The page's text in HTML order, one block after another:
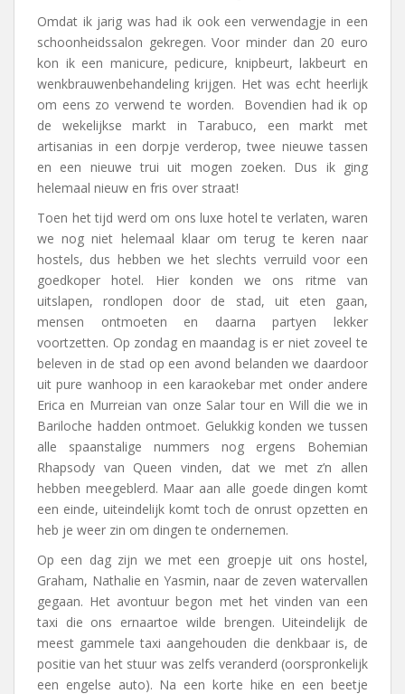
Omdat ik jarig was had ik ook een verwendagje in een
schoonheidssalon gekregen. Voor minder dan 20 euro
kon ik een manicure, pedicure, knipbeurt, lakbeurt en
wenkbrauwenbehandeling krijgen. Het was echt heerlijk
om eens zo verwend te worden. Bovendien had ik op
de wekelijkse markt in Tarabuco, een markt met
artisanias in een dorpje verderop, twee nieuwe tassen
en een nieuwe trui uit mogen zoeken. Dus ik ging
helemaal nieuw en fris over straat!
Toen het tijd werd om ons luxe hotel te verlaten, waren
we nog niet helemaal klaar om terug te keren naar
hostels, dus hebben we het slechts verruild voor een
goedkoper hotel. Hier konden we ons ritme van
uitslapen, rondlopen door de stad, uit eten gaan,
mensen ontmoeten en daarna partyen lekker
voortzetten. Op zondag en maandag is er niet zoveel te
beleven in de stad op een avond belanden we daardoor
uit pure wanhoop in een karaokebar met onder andere
Erica en Murreian van onze Salar tour en Will die we in
Bariloche hadden ontmoet. Gelukkig konden we tussen
alle spaanstalige nummers nog ergens Bohemian
Rhapsody van Queen vinden, dat we met z’n allen
hebben meegeblerd. Maar aan alle goede dingen komt
een einde, uiteindelijk komt toch de onrust opzetten en
heb je weer zin om dingen te ondernemen.
Op een dag zijn we met een groepje uit ons hostel,
Graham, Nathalie en Yasmin, naar de zeven watervallen
gegaan. Het avontuur begon met het vinden van een
taxi die ons ernaartoe wilde brengen. Uiteindelijk de
meest gammele taxi aangehouden die denkbaar is, de
positie van het stuur was zelfs veranderd (oorspronkelijk
een engelse auto). Na een korte hike en een beetje